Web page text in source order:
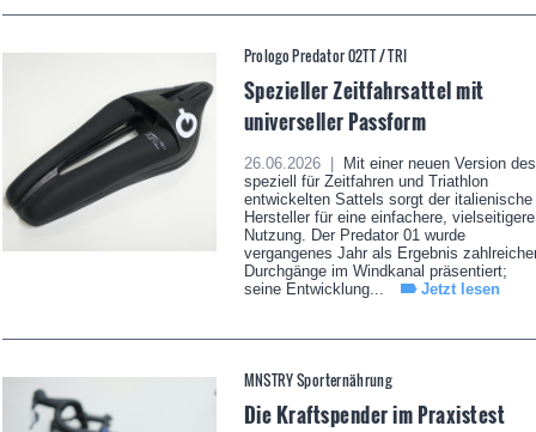
Prologo Predator 02TT / TRI
Spezieller Zeitfahrsattel mit
universeller Passform
26.06.2026 |
Mit einer neuen Version des
speziell für Zeitfahren und Triathlon
entwickelten Sattels sorgt der italienische
Hersteller für eine einfachere, vielseitigere
Nutzung. Der Predator 01 wurde
vergangenes Jahr als Ergebnis
Durchgänge im Windkanal präsentiert;
seine Entwicklung...
Jetzt lesen
MNSTRY Sporternährung
Die Kraftspender im Praxistest